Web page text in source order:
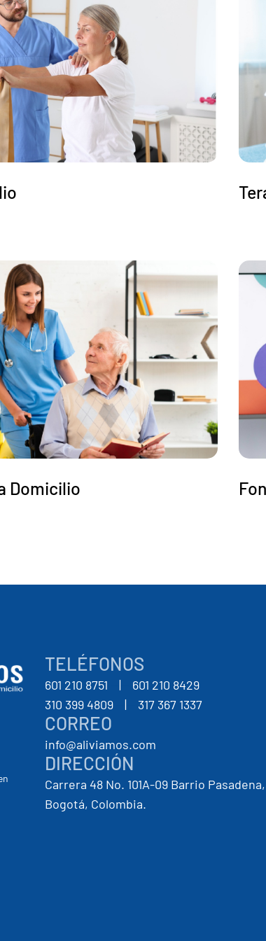
Domicilio
TELÉFONOS
601 210 8751 |--
601 210 8429
310 399 4809
|-- 317 367 1337
CORREO
info@aliviamos.com
DIRECCIÓN
Carrera 48 No. 101A-09 Barrio Pasadena,
Bogotá, Colombia.